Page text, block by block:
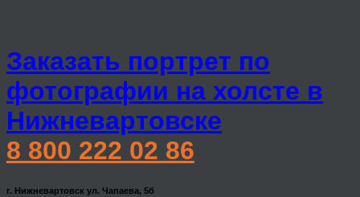
Заказать портрет по
фотографии на холсте в
Нижневартовске
8 800 222 02 86
г. Нижневартовск ул. Чапаева, 5б